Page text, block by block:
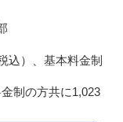
込）、基本料金制
制の方共に1,023